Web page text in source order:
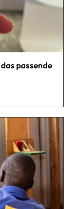
passende